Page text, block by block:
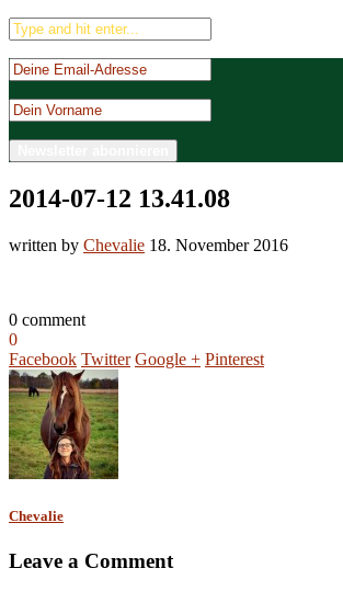
2014-07-12 13.41.08
written by Chevalie 18. November 2016
0 comment
0
Facebook Twitter Google + Pinterest
Chevalie
Leave a Comment